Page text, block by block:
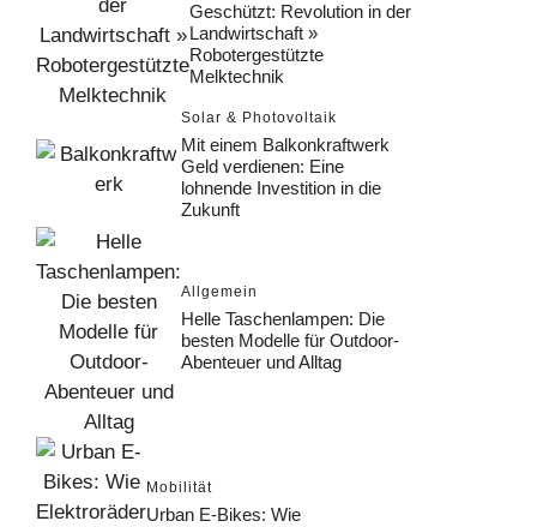
Geschützt: Revolution in der
Landwirtschaft »
Robotergestützte
Melktechnik
Solar & Photovoltaik
Mit einem Balkonkraftwerk
Geld verdienen: Eine
lohnende Investition in die
Zukunft
Allgemein
Helle Taschenlampen: Die
besten Modelle für Outdoor-
Abenteuer und Alltag
Mobilität
Urban E-Bikes: Wie